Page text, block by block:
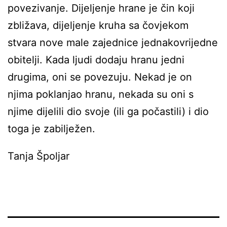
povezivanje. Dijeljenje hrane je čin koji
zbližava, dijeljenje kruha sa čovjekom
stvara nove male zajednice jednakovrijedne
obitelji. Kada ljudi dodaju hranu jedni
drugima, oni se povezuju. Nekad je on
njima poklanjao hranu, nekada su oni s
njime dijelili dio svoje (ili ga počastili) i dio
toga je zabilježen.
Tanja Špoljar